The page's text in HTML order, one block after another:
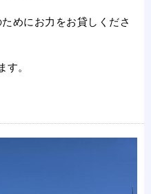
めにお力をお貸しくださ
す。